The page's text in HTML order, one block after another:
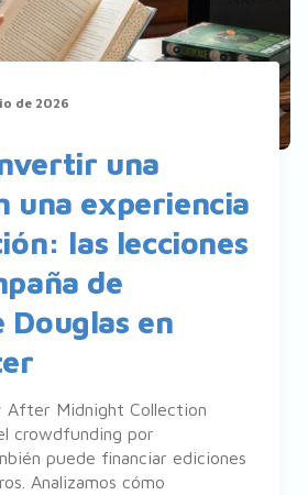
de 2026
una
una experiencia
las lecciones
de
Douglas en
After Midnight Collection
crowdfunding por
puede financiar ediciones
Analizamos cómo